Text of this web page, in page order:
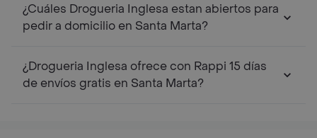
¿Cuáles Drogueria Inglesa estan abiertos para
pedir a domicilio en Santa Marta?
¿Drogueria Inglesa ofrece con Rappi 15 días
de envíos gratis en Santa Marta?